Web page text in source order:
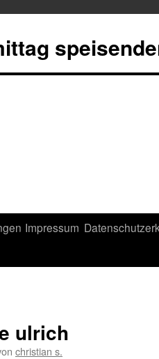
Impressum
ulrich
christian s.